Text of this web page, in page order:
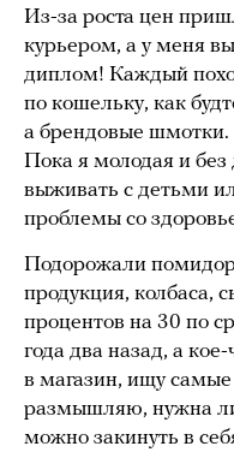
Из-за роста цен
курьером, а у меня
диплом! Каждый
по кошельку, как
а брендовые шмотки.
Пока я молодая и
выживать с детьми
проблемы со
Подорожали
продукция, колбаса,
процентов на 30 по
года два назад, а
в магазин, ищу
размышляю, нужна
можно закинуть в